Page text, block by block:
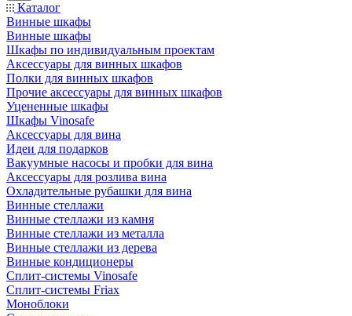
Каталог
Винные шкафы
Винные шкафы
Шкафы по индивидуальным проектам
Аксессуары для винных шкафов
Полки для винных шкафов
Прочие аксессуары для винных шкафов
Уцененные шкафы
Шкафы Vinosafe
Аксессуары для вина
Идеи для подарков
Вакуумные насосы и пробки для вина
Аксессуары для розлива вина
Охладительные рубашки для вина
Винные стеллажи
Винные стеллажи из камня
Винные стеллажи из металла
Винные стеллажи из дерева
Винные кондиционеры
Сплит-системы Vinosafe
Сплит-системы Friax
Моноблоки